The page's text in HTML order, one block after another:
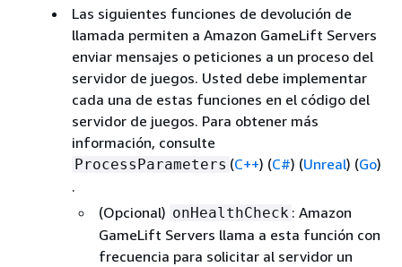
Las siguientes funciones de devolución de
llamada permiten a Amazon GameLift Servers
enviar mensajes o peticiones a un proceso del
servidor de juegos. Usted debe implementar
cada una de estas funciones en el código del
servidor de juegos. Para obtener más
información, consulte
ProcessParameters (C++) (C#) (Unreal) (Go)
.
(Opcional) onHealthCheck : Amazon
GameLift Servers llama a esta función con
frecuencia para solicitar al servidor un